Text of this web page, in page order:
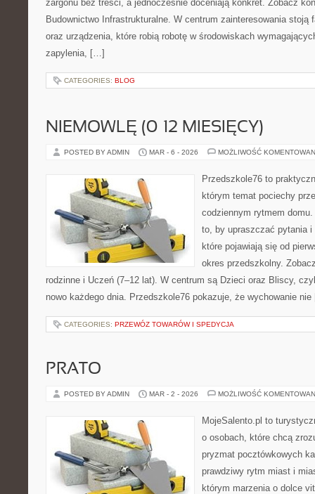
żargonu bez treści, a jednocześnie doceniają konkret. Zobacz
Budownictwo Infrastrukturalne. W centrum zainteresowania stoją
oraz urządzenia, które robią robotę w środowiskach
zapylenia, […]
CATEGORIES: BLOG
NIEMOWLĘ (0–12 MIESIĘCY)
POSTED BY ADMIN MAR - 6 - 2026 MOŻLIWOŚĆ
Przedszkole76 to
którym temat pociechy
codziennym rytmem
to, by upraszczać pytania i
które pojawiają się od
okres przedszkolny.
rodzinne i Uczeń (7–12 lat). W centrum są Dzieci oraz Bliscy,
nowo każdego dnia. Przedszkole76 pokazuje, że wychowanie
CATEGORIES: PRZEWÓZ TOWARÓW I SPEDYCJA
PRATO
POSTED BY ADMIN MAR - 2 - 2026 MOŻLIWOŚĆ
MojeSalento.pl to
o osobach, które chcą
pryzmat pocztówkowych
prawdziwy rytm miast i
którym marzenia o dolce